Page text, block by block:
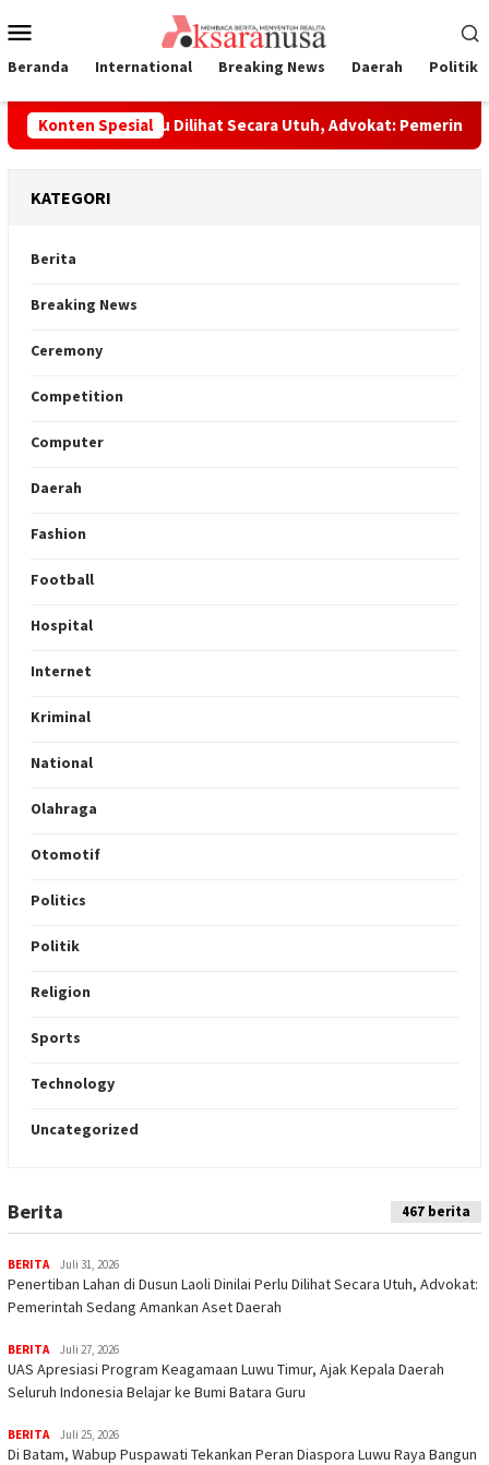
ke
Mobile
Beranda International Breaking News Daerah Politik
Konten Spesial
Dinilai Perlu Dilihat Secara Utuh, Advokat: Pemerintah Sedang
KATEGORI
Berita
Breaking News
Ceremony
Competition
Computer
Daerah
Fashion
Football
Hospital
Internet
Kriminal
National
Olahraga
Otomotif
Politics
Politik
Religion
Sports
Technology
Uncategorized
Indeks
Berita 467 berita
BERITA Juli 31, 2026
Penertiban Lahan di Dusun Laoli Dinilai Perlu Dilihat Secara Utuh, Advokat:
Pemerintah Sedang Amankan Aset Daerah
BERITA Juli 27, 2026
UAS Apresiasi Program Keagamaan Luwu Timur, Ajak Kepala Daerah
Seluruh Indonesia Belajar ke Bumi Batara Guru
BERITA Juli 25, 2026
Di Batam, Wabup Puspawati Tekankan Peran Diaspora Luwu Raya Bangun